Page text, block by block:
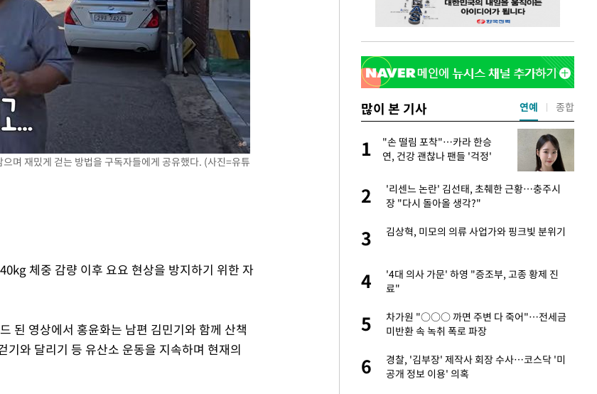
며 재밌게 걷는 방법을 구독자들에게 공유했다. (사진=유튜
체중 감량 이후 요요 현상을 방지하기 위한 자
된 영상에서 홍윤화는 남편 김민기와 함께 산책
와 달리기 등 유산소 운동을 지속하며 현재의
많이 본 기사
1
오세훈 "용산공원 아파트, 노
무현·문재인 철학 뒤집는 것"
4
'리센느 논란' 김선태, 초췌한 근황…충주시
5
과징금 갈림길
외신 주목한 '축구협회 성접대 의혹'…2002
1
"손 떨림 포착"…카라 한승
연, 건강 괜찮나 팬들 '걱정'
2
'리센느 논란' 김선태, 초췌한 근황…충주시
장 "다시 돌아올 생각?"
3 김상혁, 미모의 의류 사업가와 핑크빛 분위기
4
'4대 의사 가문' 하영 "증조부, 고종 황제 진
료"
5
차가원 "○○○ 까면 주변 다 죽어"…전세금
미반환 속 녹취 폭로 파장
6
경찰, '김부장' 제작사 회장 수사…코스닥 '미
공개 정보 이용' 의혹
연예 종합